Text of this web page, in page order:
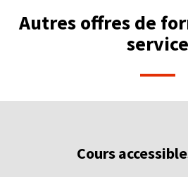
Autres offres de
service
Cours